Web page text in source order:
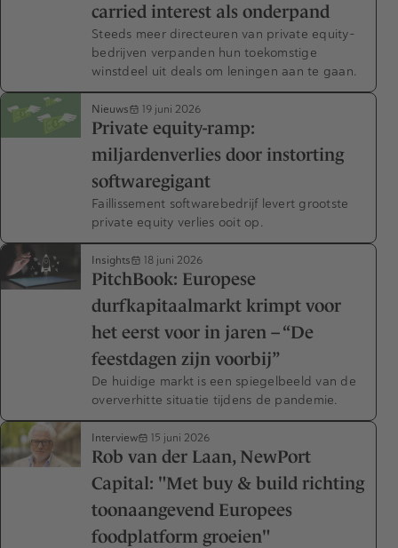
carried interest als onderpand
Steeds meer directeuren van private equity-
bedrijven verpanden hun toekomstige
winstdeel uit deals om leningen aan te gaan.
Nieuws 19 juni 2026
Private equity-ramp:
miljardenverlies door instorting
softwaregigant
Faillissement softwarebedrijf levert grootste
private equity verlies ooit op.
Insights 18 juni 2026
PitchBook: Europese
durfkapitaalmarkt krimpt voor
het eerst voor in jaren – “De
feestdagen zijn voorbij”
De huidige markt is een spiegelbeeld van de
oververhitte situatie tijdens de pandemie.
Interview 15 juni 2026
Rob van der Laan, NewPort
Capital: "Met buy & build richting
toonaangevend Europees
foodplatform groeien"